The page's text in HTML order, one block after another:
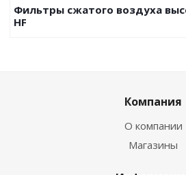
Фильтры сжатого воздуха
HF
Компания
О компании
Магазины